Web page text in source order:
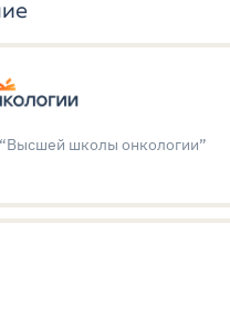
школы онкологии”